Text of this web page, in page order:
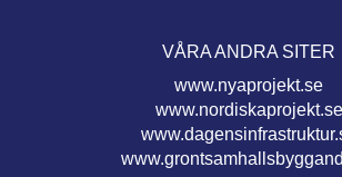
VÅRA ANDRA SITER
www.nyaprojekt.se
www.nordiskaprojekt.se